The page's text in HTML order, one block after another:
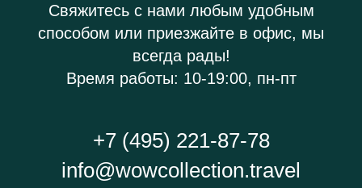
Свяжитесь с нами любым удобным
способом или приезжайте в офис, мы
всегда рады!
Время работы: 10-19:00, пн-пт
+7 (495) 221-87-78
info@wowcollection.travel